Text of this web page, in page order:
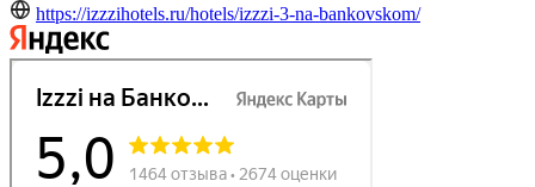
https://izzzihotels.ru/hotels/izzzi-3-na-bankovskom/